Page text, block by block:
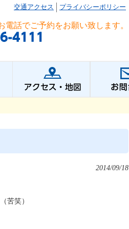
交通アクセス プライバシーポリシー
電話でご予約をお願い致します。
2014/09/18
苦笑）